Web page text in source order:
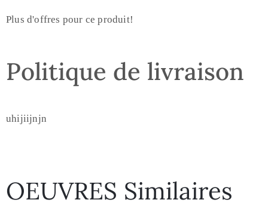
Plus d'offres pour ce produit!
Politique de livraison
uhijiijnjn
OEUVRES Similaires